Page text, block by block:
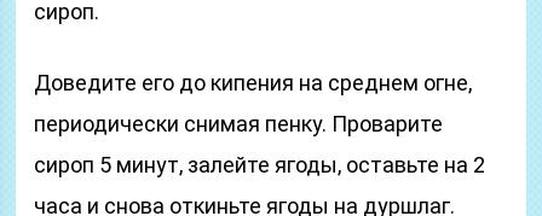
сироп.
Доведите его до кипения на среднем огне,
периодически снимая пенку. Проварите
сироп 5 минут, залейте ягоды, оставьте на 2
часа и снова откиньте ягоды на дуршлаг.